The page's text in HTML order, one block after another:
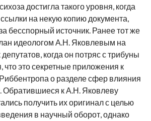
достигла такого уровня, когда
на некую копию документа,
бесспорный источник. Ранее тот же
идеологом А.Н. Яковлевым на
когда он потряс с трибуны
что это секретные приложения к
о разделе сфер влияния
Обратившиеся к А.Н. Яковлеву
получить их оригинал с целью
в научный оборот, однако